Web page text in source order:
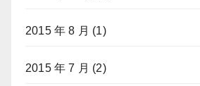
2015 年 8 月 (1)
2015 年 7 月 (2)